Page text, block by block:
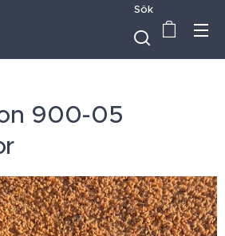
Sök
900-05